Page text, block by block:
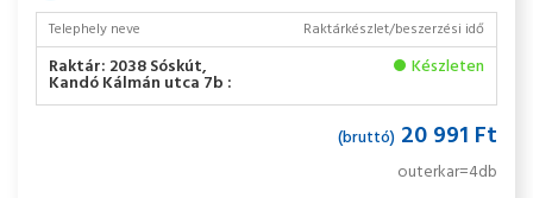
Telephely neve Raktárkészlet/beszerzési idő
Raktár: 2038 Sóskút,
Kandó Kálmán utca 7b :
Készleten
(bruttó) 20 991 Ft
outerkar=4db